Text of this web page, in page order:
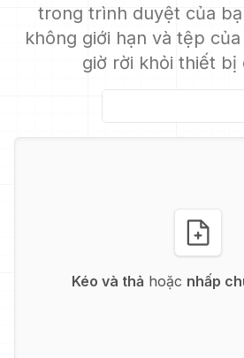
trong trình duyệt của
không giới hạn và tệp
giờ rời khỏi thiết bị
Kéo và thả hoặc nhấp